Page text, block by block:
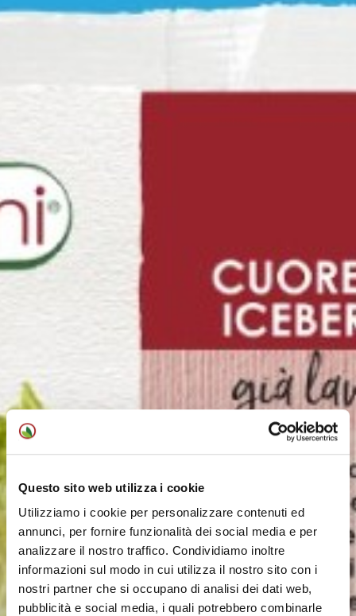
Questo sito web utilizza i cookie
Utilizziamo i cookie per personalizzare contenuti ed
annunci, per fornire funzionalità dei social media e per
analizzare il nostro traffico. Condividiamo inoltre
informazioni sul modo in cui utilizza il nostro sito con i
nostri partner che si occupano di analisi dei dati web,
pubblicità e social media, i quali potrebbero combinarle